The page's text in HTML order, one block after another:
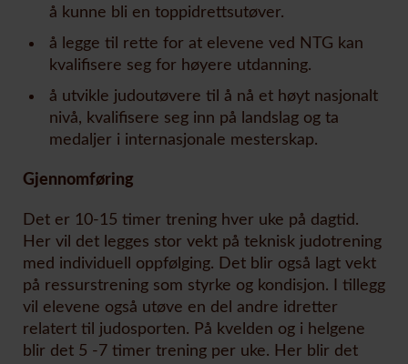
å kunne bli en toppidrettsutøver.
å legge til rette for at elevene ved NTG kan
kvalifisere seg for høyere utdanning.
å utvikle judoutøvere til å nå et høyt nasjonalt
nivå, kvalifisere seg inn på landslag og ta
medaljer i internasjonale mesterskap.
Gjennomføring
Det er 10-15 timer trening hver uke på dagtid.
Her vil det legges stor vekt på teknisk judotrening
med individuell oppfølging. Det blir også lagt vekt
på ressurstrening som styrke og kondisjon. I tillegg
vil elevene også utøve en del andre idretter
relatert til judosporten. På kvelden og i helgene
blir det 5 -7 timer trening per uke. Her blir det